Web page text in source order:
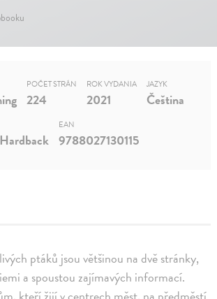
ptáků jsou většinou na dvě stránky,
a spoustou zajímavých informací.
POČET STRÁN
224
ROK VYDANIA
2021
JAZYK
Čeština
EAN
9788027130115